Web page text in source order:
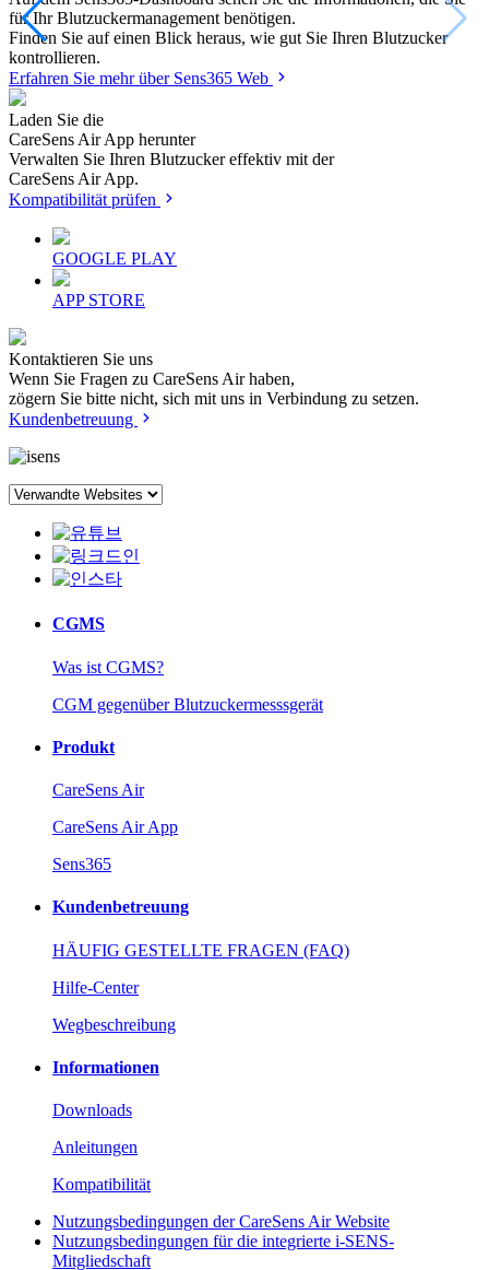
für Ihr Blutzuckermanagement benötigen.
Finden Sie auf einen Blick heraus, wie gut Sie Ihren Blutzucker
kontrollieren.
Erfahren Sie mehr über Sens365 Web
Laden Sie die
CareSens Air App herunter
Verwalten Sie Ihren Blutzucker effektiv mit der
CareSens Air App.
Kompatibilität prüfen
GOOGLE PLAY
APP STORE
Kontaktieren Sie uns
Wenn Sie Fragen zu CareSens Air haben,
zögern Sie bitte nicht, sich mit uns in Verbindung zu setzen.
Kundenbetreuung
CGMS
Was ist CGMS?
CGM gegenüber Blutzuckermesssgerät
Produkt
CareSens Air
CareSens Air App
Sens365
Kundenbetreuung
HÄUFIG GESTELLTE FRAGEN (FAQ)
Hilfe-Center
Wegbeschreibung
Informationen
Downloads
Anleitungen
Kompatibilität
Nutzungsbedingungen der CareSens Air Website
Nutzungsbedingungen für die integrierte i-SENS-
Mitgliedschaft